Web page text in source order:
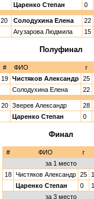
Царенко Степан
0
20 Солодухина Елена
22
Агузарова Людмила
15
Полуфинал
# ФИО
г
19 Чистяков Александр 25
Солодухина Елена
22
20 Зверев Александр
28
Царенко Степан
0
Финал
# ФИО
г
за 1 место
18
Чистяков Александр 25
Царенко Степан
0
за 3 место